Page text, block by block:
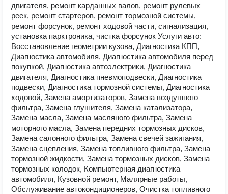
двигателя, ремонт карданных валов, ремонт рулевых
реек, ремонт стартеров, ремонт тормозной системы,
ремонт форсунок, ремонт ходовой части, сигнализация,
установка парктроника, чистка форсунок Услуги авто:
Восстановление геометрии кузова, Диагностика КПП,
Диагностика автомобиля, Диагностика автомобиля перед
покупкой, Диагностика автоэлектрики, Диагностика
двигателя, Диагностика пневмоподвески, Диагностика
подвески, Диагностика тормозной системы, Диагностика
ходовой, Замена амортизаторов, Замена воздушного
фильтра, Замена глушителя, Замена катализатора,
Замена масла, Замена масляного фильтра, Замена
моторного масла, Замена передних тормозных дисков,
Замена салонного фильтра, Замена свечей зажигания,
Замена сцепления, Замена топливного фильтра, Замена
тормозной жидкости, Замена тормозных дисков, Замена
тормозных колодок, Компьютерная диагностика
автомобиля, Кузовной ремонт, Малярные работы,
Обслуживание автокондиционеров, Очистка топливного